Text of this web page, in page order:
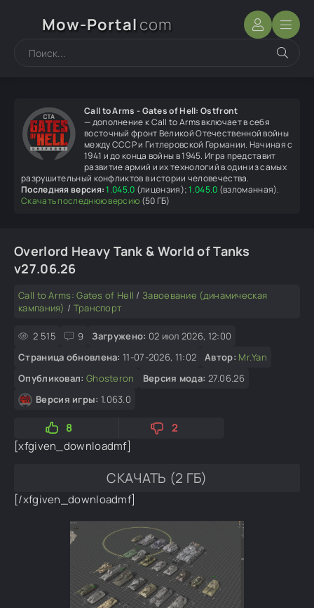
Mow-Portal com
Call to Arms - Gates of Hell: Ostfront
— дополнение к Call to Arms включает в себя
восточный фронт Великой Отечественной войны
между СССР и Гитлеровской Германии. Начиная с
1941 и до конца войны в 1945. Игра представит
развитие армий и их технологий в один из самых
разрушительный конфликтов в истории человечества.
Последняя версия:1.045.0 (лицензия);1.045.0 (взломанная).
Скачать последнюю версию (50 ГБ)
Overlord Heavy Tank & World of Tanks
v27.06.26
Call to Arms: Gates of Hell /Завоевание (динамическая
кампания) / Транспорт
2 515 9 Загружено: 02 июл 2026, 12:00
Страница обновлена: 11-07-2026, 11:02 Автор: Mr.Yan
Опубликовал: Ghosteron Версия мода: 27.06.26
Версия игры: 1.063.0
8
2
[xfgiven_downloadmf]
СКАЧАТЬ (2 ГБ)
[/xfgiven_downloadmf]